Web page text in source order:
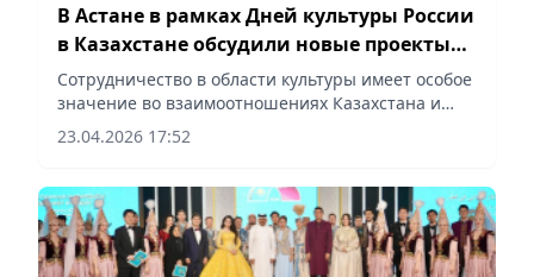
В Астане в рамках Дней культуры России
в Казахстане обсудили новые проекты
культурного сотрудничества двух стран
Сотрудничество в области культуры имеет особое
значение во взаимоотношениях Казахстана и
России, сообщает корреспондент vecher.kz.
23.04.2026 17:52